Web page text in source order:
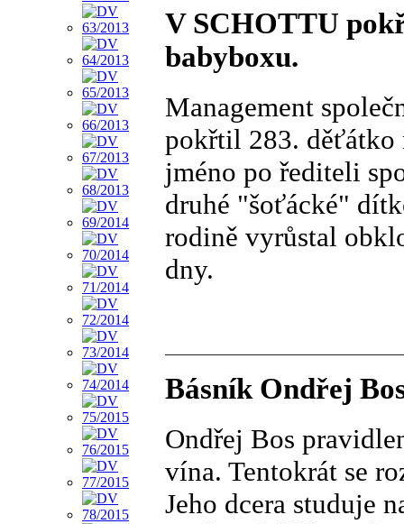
V SCHOTTU
babyboxu.
Management
pokřtil 283. děťátko
jméno po řediteli
druhé "šoťácké"
rodině vyrůstal
dny.
Básník Ondřej
Ondřej Bos
vína. Tentokrát se
Jeho dcera studuje